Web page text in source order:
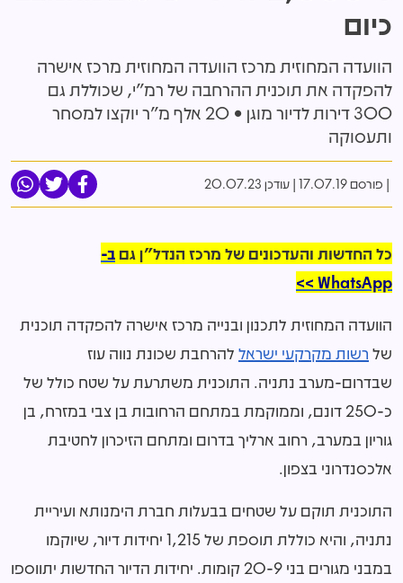
כיום
הוועדה המחוזית מרכז הוועדה המחוזית מרכז אישרה
להפקדה את תוכנית ההרחבה של רמ"י, שכוללת גם
300 דירות לדיור מוגן • 20 אלף מ"ר יוקצו למסחר
ותעסוקה
פורסם 17.07.19 | עודכן 20.07.23
כל החדשות והעדכונים של מרכז הנדל"ן גם ב-
WhatsApp >>
הוועדה המחוזית לתכנון ובנייה מרכז אישרה להפקדה תוכנית
של רשות מקרקעי ישראל להרחבת שכונת נווה עוז
שבדרום-מערב נתניה. התוכנית משתרעת על שטח כולל של
כ-250 דונם, וממוקמת במתחם הרחובות בן צבי במזרח, בן
גוריון במערב, רחוב ארליך בדרום ומתחם הזיכרון לחטיבת
אלכסנדרוני בצפון.
התוכנית תוקם על שטחים בבעלות חברת הימנותא ועיריית
נתניה, והיא כוללת תוספת של 1,215 יחידות דיור, שיוקמו
במבני מגורים בני 20-9 קומות. יחידות הדיור החדשות יתווספו